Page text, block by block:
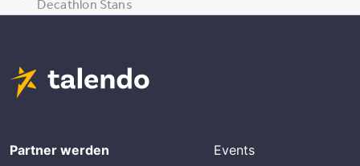
Decathlon Stans
Partner werden
Events